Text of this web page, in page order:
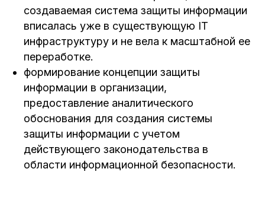
создаваемая система защиты информации
вписалась уже в существующую IT
инфраструктуру и не вела к масштабной ее
переработке.
формирование концепции защиты
информации в организации,
предоставление аналитического
обоснования для создания системы
защиты информации с учетом
действующего законодательства в
области информационной безопасности.